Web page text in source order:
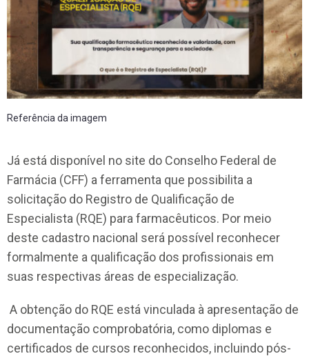
Referência da imagem
Já está disponível no site do Conselho Federal de
Farmácia (CFF) a ferramenta que possibilita a
solicitação do Registro de Qualificação de
Especialista (RQE) para farmacêuticos. Por meio
deste cadastro nacional será possível reconhecer
formalmente a qualificação dos profissionais em
suas respectivas áreas de especialização.
A obtenção do RQE está vinculada à apresentação de
documentação comprobatória, como diplomas e
certificados de cursos reconhecidos, incluindo pós-